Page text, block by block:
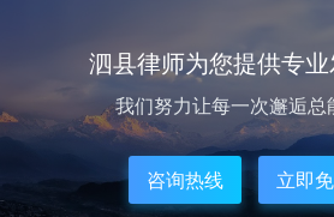
泗县律师为您提供专
我们努力让每一次邂逅总
咨询热线 立即